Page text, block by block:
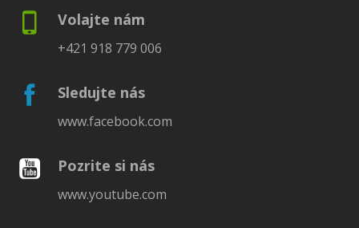
Volajte nám
+421 918 779 006
Sledujte nás
www.facebook.com
Pozrite si nás
www.youtube.com